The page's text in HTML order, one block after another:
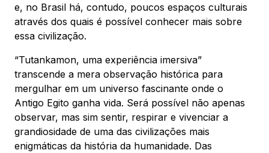
e, no Brasil há, contudo, poucos espaços culturais
através dos quais é possível conhecer mais sobre
essa civilização.
“Tutankamon, uma experiência imersiva”
transcende a mera observação histórica para
mergulhar em um universo fascinante onde o
Antigo Egito ganha vida. Será possível não apenas
observar, mas sim sentir, respirar e vivenciar a
grandiosidade de uma das civilizações mais
enigmáticas da história da humanidade. Das